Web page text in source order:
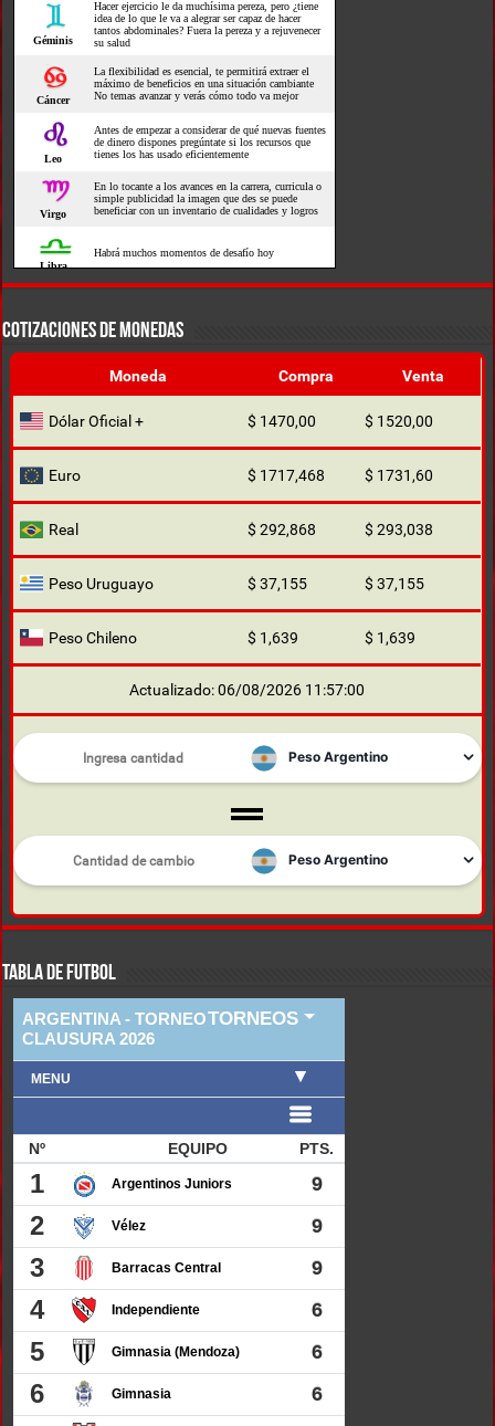
COTIZACIONES DE MONEDAS
Moneda Compra Venta
Dólar Oficial + $ 1470,00 $ 1520,00
Euro $ 1717,468 $ 1731,60
Real $ 292,868 $ 293,038
Peso Uruguayo $ 37,155 $ 37,155
Peso Chileno $ 1,639 $ 1,639
Actualizado: 06/08/2026 11:57:00
TABLA DE FUTBOL